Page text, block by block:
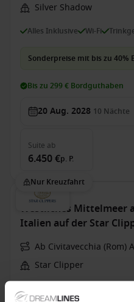
Silver Shadow
Alles Inklusive Wi-Fi
Sonderpreise mit bis zu 40%
Bis zu 299 € Bordguthaben
20 Aug. 2028 10 Nächte
Suite ab
6.450 €p. P.
Nur Kreuzfahrt
Westliches Mittelmeer
Italien auf der Star
Ab Civitavecchia (Rom)
Star Clipper